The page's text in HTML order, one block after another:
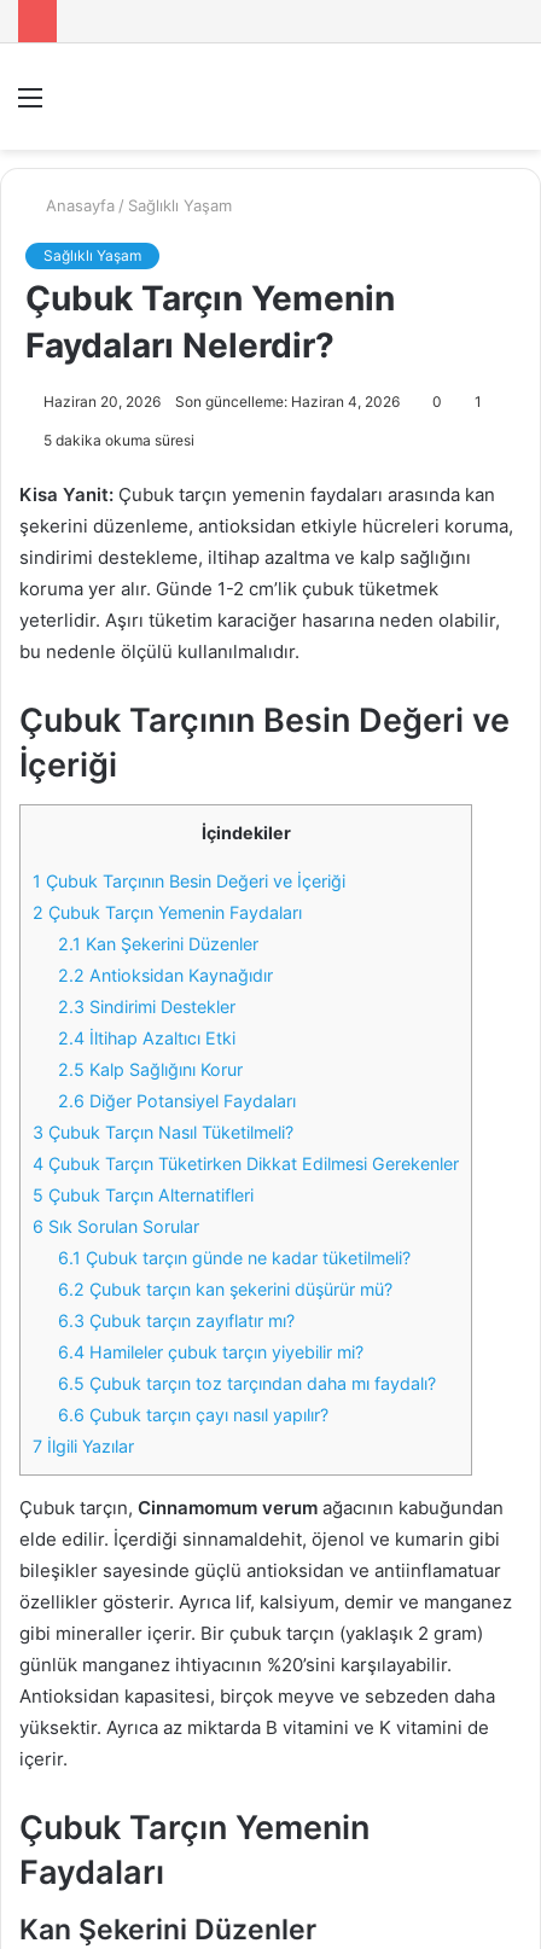
...
Anasayfa / Sağlıklı Yaşam
Sağlıklı Yaşam
Çubuk Tarçın Yemenin
Faydaları Nelerdir?
Haziran 20, 2026 Son güncelleme: Haziran 4, 2026 0 1
5 dakika okuma süresi
Kisa Yanit: Çubuk tarçın yemenin faydaları arasında kan
şekerini düzenleme, antioksidan etkiyle hücreleri koruma,
sindirimi destekleme, iltihap azaltma ve kalp sağlığını
koruma yer alır. Günde 1-2 cm’lik çubuk tüketmek
yeterlidir. Aşırı tüketim karaciğer hasarına neden olabilir,
bu nedenle ölçülü kullanılmalıdır.
Çubuk Tarçının Besin Değeri ve
İçeriği
İçindekiler
1 Çubuk Tarçının Besin Değeri ve İçeriği
2 Çubuk Tarçın Yemenin Faydaları
2.1 Kan Şekerini Düzenler
2.2 Antioksidan Kaynağıdır
2.3 Sindirimi Destekler
2.4 İltihap Azaltıcı Etki
2.5 Kalp Sağlığını Korur
2.6 Diğer Potansiyel Faydaları
3 Çubuk Tarçın Nasıl Tüketilmeli?
4 Çubuk Tarçın Tüketirken Dikkat Edilmesi Gerekenler
5 Çubuk Tarçın Alternatifleri
6 Sık Sorulan Sorular
6.1 Çubuk tarçın günde ne kadar tüketilmeli?
6.2 Çubuk tarçın kan şekerini düşürür mü?
6.3 Çubuk tarçın zayıflatır mı?
6.4 Hamileler çubuk tarçın yiyebilir mi?
6.5 Çubuk tarçın toz tarçından daha mı faydalı?
6.6 Çubuk tarçın çayı nasıl yapılır?
7 İlgili Yazılar
Çubuk tarçın, Cinnamomum verum ağacının kabuğundan
elde edilir. İçerdiği sinnamaldehit, öjenol ve kumarin gibi
bileşikler sayesinde güçlü antioksidan ve antiinflamatuar
özellikler gösterir. Ayrıca lif, kalsiyum, demir ve manganez
gibi mineraller içerir. Bir çubuk tarçın (yaklaşık 2 gram)
günlük manganez ihtiyacının %20’sini karşılayabilir.
Antioksidan kapasitesi, birçok meyve ve sebzeden daha
yüksektir. Ayrıca az miktarda B vitamini ve K vitamini de
içerir.
Çubuk Tarçın Yemenin
Faydaları
Kan Şekerini Düzenler